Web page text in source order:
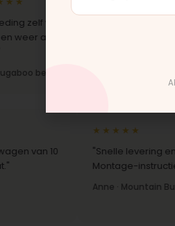
met de set, zag er
nieuw uit. Duidelijk origineel
10
★★★★★
"Snelle levering en het
Montage-instructies
Anne · Mountain Buggy